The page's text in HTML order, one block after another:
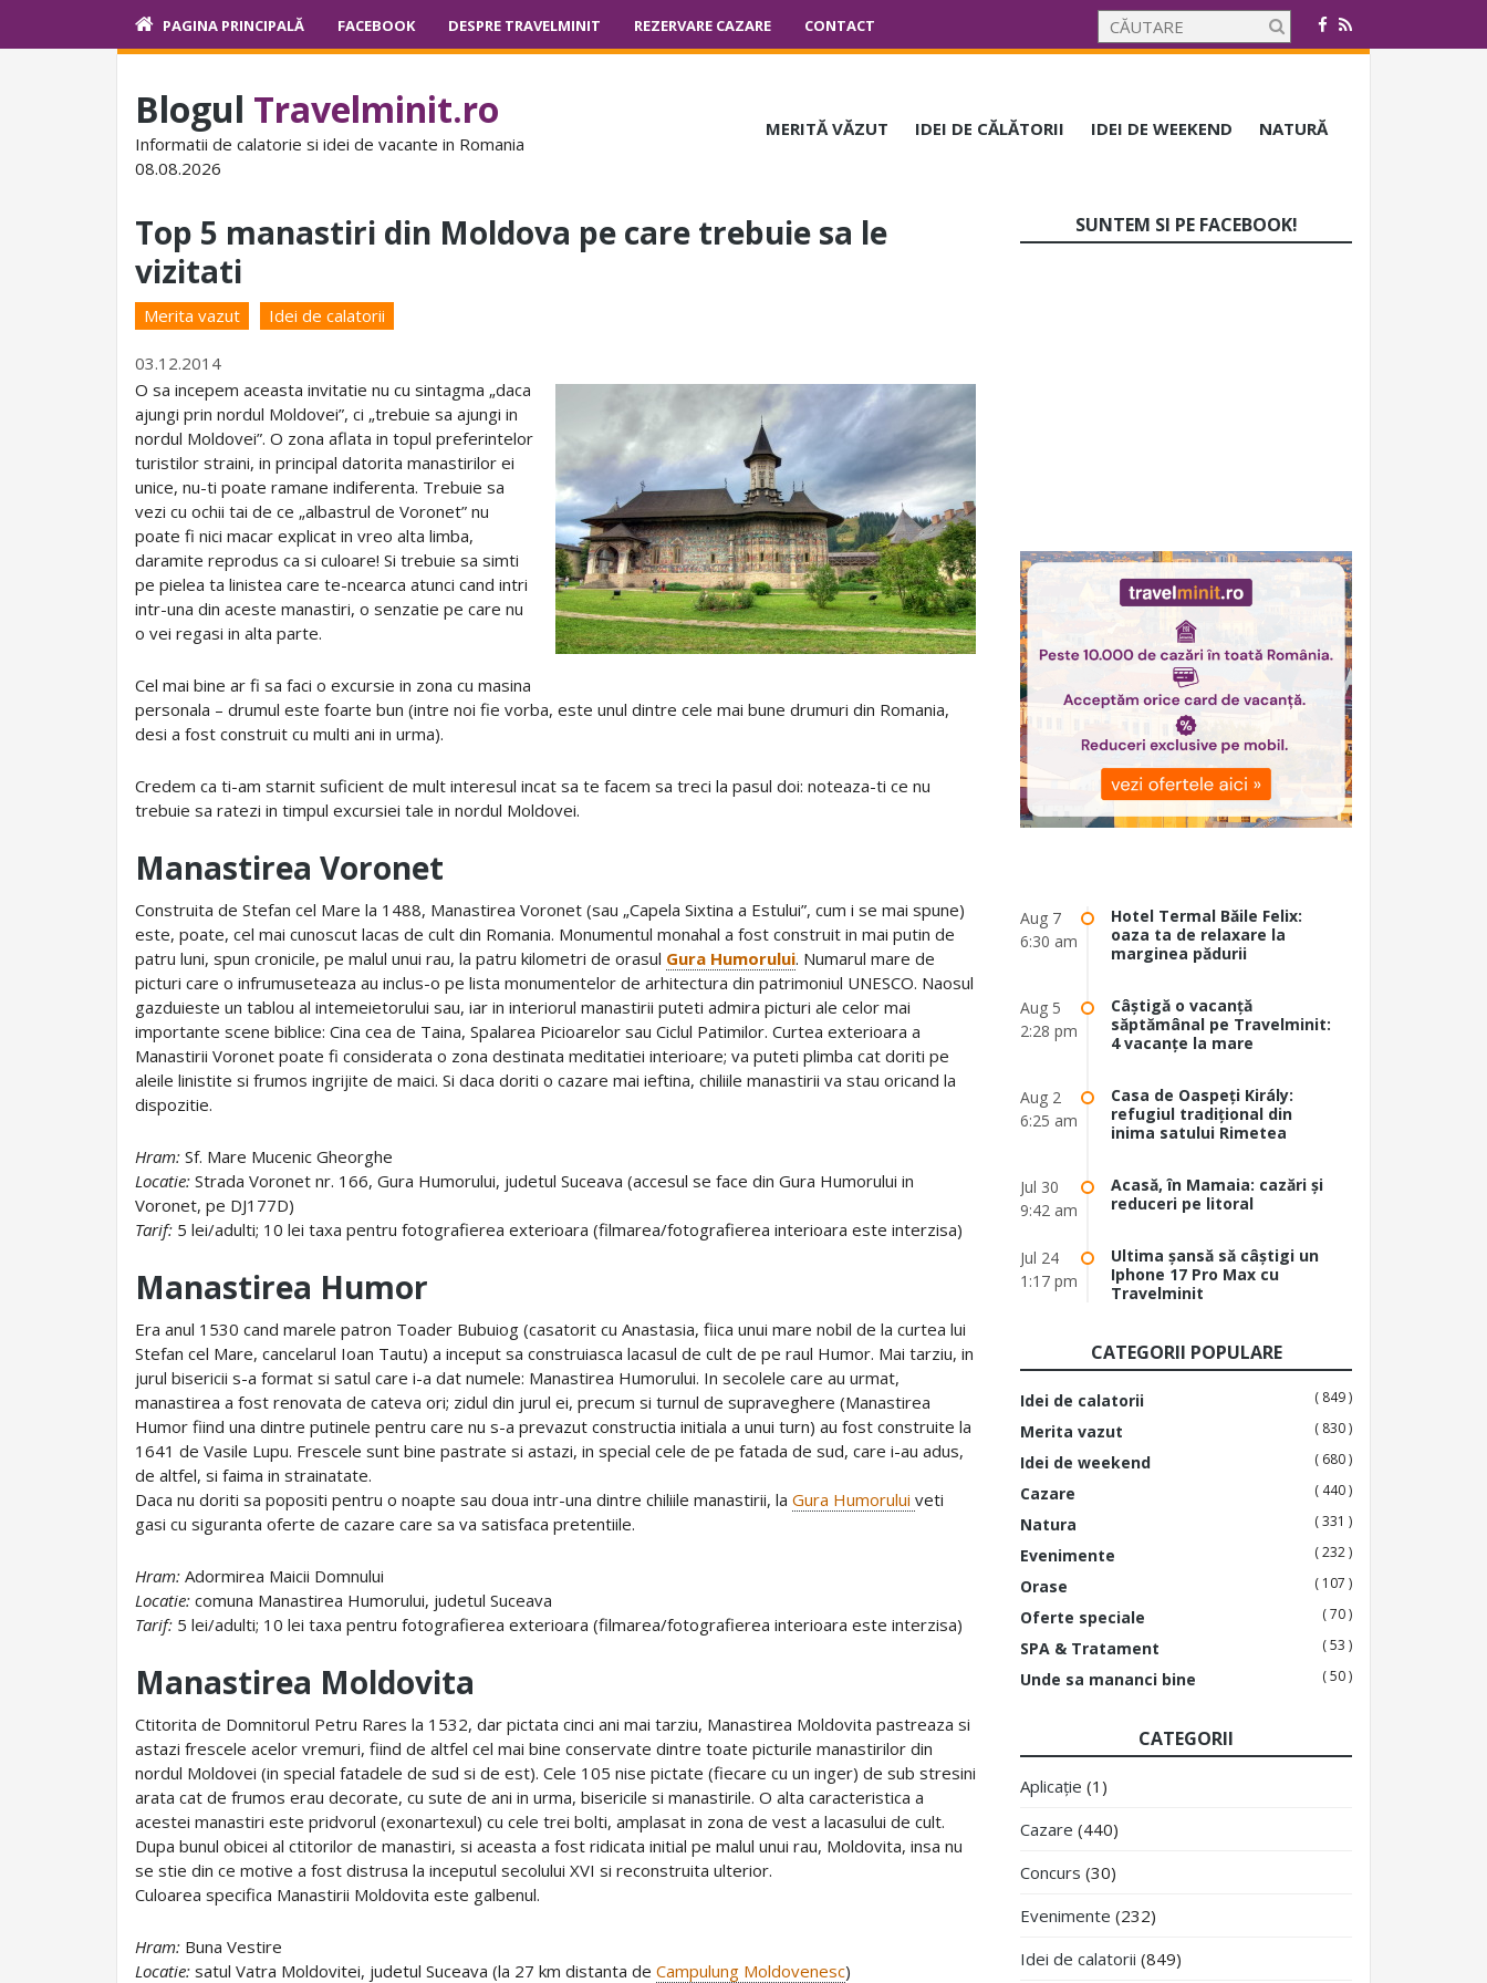
PAGINA PRINCIPALĂ FACEBOOK DESPRE TRAVELMINIT REZERVARE CAZARE CONTACT
Blogul Travelminit.ro
Informatii de calatorie si idei de vacante in Romania
08.08.2026
MERITĂ VĂZUT IDEI DE CĂLĂTORII IDEI DE WEEKEND NATURĂ
Top 5 manastiri din Moldova pe care trebuie sa le
vizitati
Merita vazut Idei de calatorii
03.12.2014
O sa incepem aceasta invitatie nu cu sintagma „daca
ajungi prin nordul Moldovei”, ci „trebuie sa ajungi in
nordul Moldovei”. O zona aflata in topul preferintelor
turistilor straini, in principal datorita manastirilor ei
unice, nu-ti poate ramane indiferenta. Trebuie sa
vezi cu ochii tai de ce „albastrul de Voronet” nu
poate fi nici macar explicat in vreo alta limba,
daramite reprodus ca si culoare! Si trebuie sa simti
pe pielea ta linistea care te-ncearca atunci cand intri
intr-una din aceste manastiri, o senzatie pe care nu
o vei regasi in alta parte.
Cel mai bine ar fi sa faci o excursie in zona cu masina
personala – drumul este foarte bun (intre noi fie vorba, este unul dintre cele mai bune drumuri din Romania,
desi a fost construit cu multi ani in urma).
Credem ca ti-am starnit suficient de mult interesul incat sa te facem sa treci la pasul doi: noteaza-ti ce nu
trebuie sa ratezi in timpul excursiei tale in nordul Moldovei.
Manastirea Voronet
Construita de Stefan cel Mare la 1488, Manastirea Voronet (sau „Capela Sixtina a Estului”, cum i se mai spune)
este, poate, cel mai cunoscut lacas de cult din Romania. Monumentul monahal a fost construit in mai putin de
patru luni, spun cronicile, pe malul unui rau, la patru kilometri de orasul Gura Humorului. Numarul mare de
picturi care o infrumuseteaza au inclus-o pe lista monumentelor de arhitectura din patrimoniul UNESCO. Naosul
gazduieste un tablou al intemeietorului sau, iar in interiorul manastirii puteti admira picturi ale celor mai
importante scene biblice: Cina cea de Taina, Spalarea Picioarelor sau Ciclul Patimilor. Curtea exterioara a
Manastirii Voronet poate fi considerata o zona destinata meditatiei interioare; va puteti plimba cat doriti pe
aleile linistite si frumos ingrijite de maici. Si daca doriti o cazare mai ieftina, chiliile manastirii va stau oricand la
dispozitie.
Hram: Sf. Mare Mucenic Gheorghe
Locatie: Strada Voronet nr. 166, Gura Humorului, judetul Suceava (accesul se face din Gura Humorului in
Voronet, pe DJ177D)
Tarif: 5 lei/adulti; 10 lei taxa pentru fotografierea exterioara (filmarea/fotografierea interioara este interzisa)
Manastirea Humor
Era anul 1530 cand marele patron Toader Bubuiog (casatorit cu Anastasia, fiica unui mare nobil de la curtea lui
Stefan cel Mare, cancelarul Ioan Tautu) a inceput sa construiasca lacasul de cult de pe raul Humor. Mai tarziu, in
jurul bisericii s-a format si satul care i-a dat numele: Manastirea Humorului. In secolele care au urmat,
manastirea a fost renovata de cateva ori; zidul din jurul ei, precum si turnul de supraveghere (Manastirea
Humor fiind una dintre putinele pentru care nu s-a prevazut constructia initiala a unui turn) au fost construite la
1641 de Vasile Lupu. Frescele sunt bine pastrate si astazi, in special cele de pe fatada de sud, care i-au adus,
de altfel, si faima in strainatate.
Daca nu doriti sa popositi pentru o noapte sau doua intr-una dintre chiliile manastirii, la Gura Humorului veti
gasi cu siguranta oferte de cazare care sa va satisfaca pretentiile.
Hram: Adormirea Maicii Domnului
Locatie: comuna Manastirea Humorului, judetul Suceava
Tarif: 5 lei/adulti; 10 lei taxa pentru fotografierea exterioara (filmarea/fotografierea interioara este interzisa)
Manastirea Moldovita
Ctitorita de Domnitorul Petru Rares la 1532, dar pictata cinci ani mai tarziu, Manastirea Moldovita pastreaza si
astazi frescele acelor vremuri, fiind de altfel cel mai bine conservate dintre toate picturile manastirilor din
nordul Moldovei (in special fatadele de sud si de est). Cele 105 nise pictate (fiecare cu un inger) de sub stresini
arata cat de frumos erau decorate, cu sute de ani in urma, bisericile si manastirile. O alta caracteristica a
acestei manastiri este pridvorul (exonartexul) cu cele trei bolti, amplasat in zona de vest a lacasului de cult.
Dupa bunul obicei al ctitorilor de manastiri, si aceasta a fost ridicata initial pe malul unui rau, Moldovita, insa nu
se stie din ce motive a fost distrusa la inceputul secolului XVI si reconstruita ulterior.
Culoarea specifica Manastirii Moldovita este galbenul.
Hram: Buna Vestire
Locatie: satul Vatra Moldovitei, judetul Suceava (la 27 km distanta de Campulung Moldovenesc)
SUNTEM SI PE FACEBOOK!
Aug 7
6:30 am
Hotel Termal Băile Felix:
oaza ta de relaxare la
marginea pădurii
Aug 5
2:28 pm
Câștigă o vacanță
săptămânal pe Travelminit:
4 vacanțe la mare
Aug 2
6:25 am
Casa de Oaspeți Király:
refugiul tradițional din
inima satului Rimetea
Jul 30
9:42 am
Acasă, în Mamaia: cazări și
reduceri pe litoral
Jul 24
1:17 pm
Ultima șansă să câștigi un
Iphone 17 Pro Max cu
Travelminit
CATEGORII POPULARE
Idei de calatorii ( 849 )
Merita vazut ( 830 )
Idei de weekend ( 680 )
Cazare ( 440 )
Natura ( 331 )
Evenimente ( 232 )
Orase ( 107 )
Oferte speciale ( 70 )
SPA & Tratament ( 53 )
Unde sa mananci bine ( 50 )
CATEGORII
Aplicație (1)
Cazare (440)
Concurs (30)
Evenimente (232)
Idei de calatorii (849)